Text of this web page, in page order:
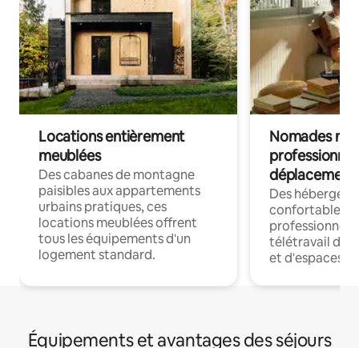
Locations entièrement
meublées
Des cabanes de montagne
paisibles aux appartements
urbains pratiques, ces
locations meublées offrent
tous les équipements d'un
logement standard.
Nomades
déplacement
Des
confortables
professionnels
télétravail
et d'espaces
Équipements et avantages des séjours